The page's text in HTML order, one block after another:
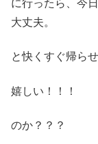
に行ったら、今
大丈夫。
と快くすぐ帰ら
嬉しい！！！
のか？？？